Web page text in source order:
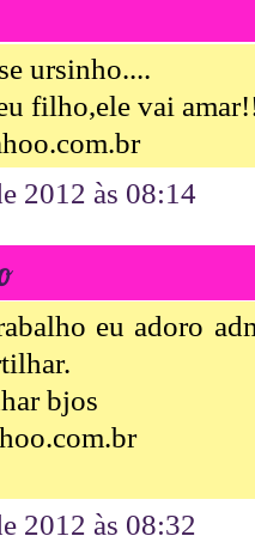
ursinho....
filho,ele vai
2012 às 08:14
eu adoro
bjos
2012 às 08:32